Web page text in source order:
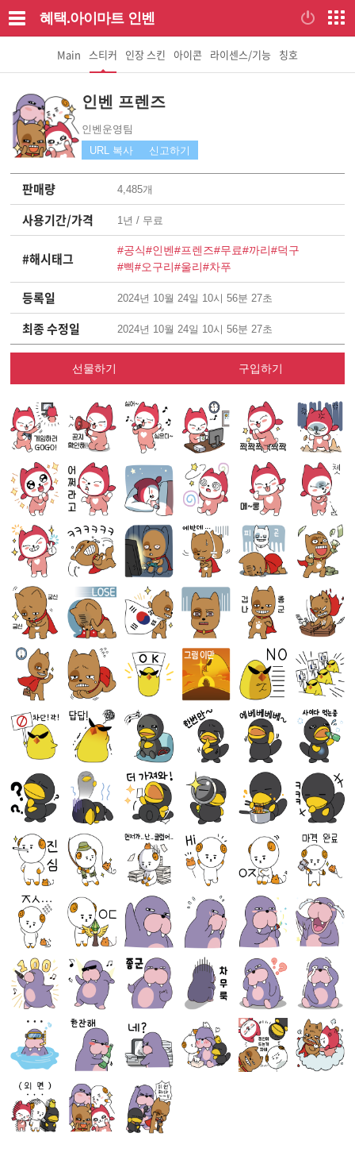
혜택.아이마트 인벤
Main 스티커 인장 스킨 아이콘 라이센스/기능 칭호
인벤 프렌즈
인벤운영팀
URL 복사
신고하기
판매량 4,485개
사용기간/가격 1년 / 무료
#해시태그 #공식#인벤#프렌즈#무료#까리#덕구
#삑#오구리#울리#차푸
등록일 2024년 10월 24일 10시 56분 27초
최종 수정일 2024년 10월 24일 10시 56분 27초
선물하기 구입하기